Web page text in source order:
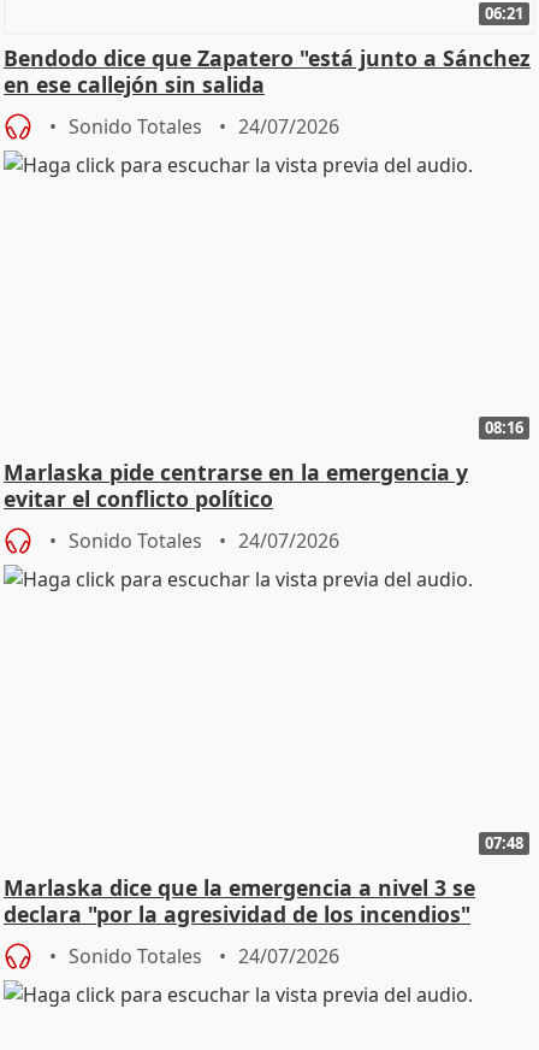
06:21
Bendodo dice que Zapatero "está junto a Sánchez
en ese callejón sin salida
Sonido Totales 24/07/2026
08:16
Marlaska pide centrarse en la emergencia y
evitar el conflicto político
Sonido Totales 24/07/2026
07:48
Marlaska dice que la emergencia a nivel 3 se
declara "por la agresividad de los incendios"
Sonido Totales 24/07/2026